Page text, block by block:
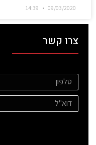
09/03/2020
צרו קשר